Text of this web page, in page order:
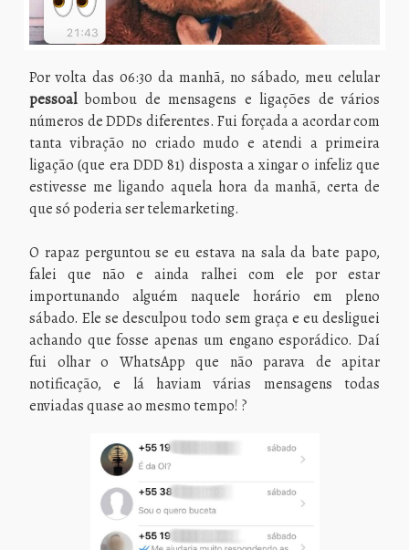
Por volta das 06:30 da manhã, no sábado, meu celular
pessoalbombou de mensagens e ligações de vários
números de DDDs diferentes. Fui forçada a acordar com
tanta vibração no criado mudo e atendi a primeira
ligação (que era DDD 81) disposta a xingar o infeliz que
estivesse me ligando aquela hora da manhã, certa de
que só poderia ser telemarketing.
O rapaz perguntou se eu estava na sala da bate papo,
falei que não e ainda ralhei com ele por estar
importunando alguém naquele horário em pleno
sábado. Ele se desculpou todo sem graça e eu desliguei
achando que fosse apenas um engano esporádico. Daí
fui olhar o WhatsApp que não parava de apitar
notificação, e lá haviam várias mensagens todas
enviadas quase ao mesmo tempo! ?